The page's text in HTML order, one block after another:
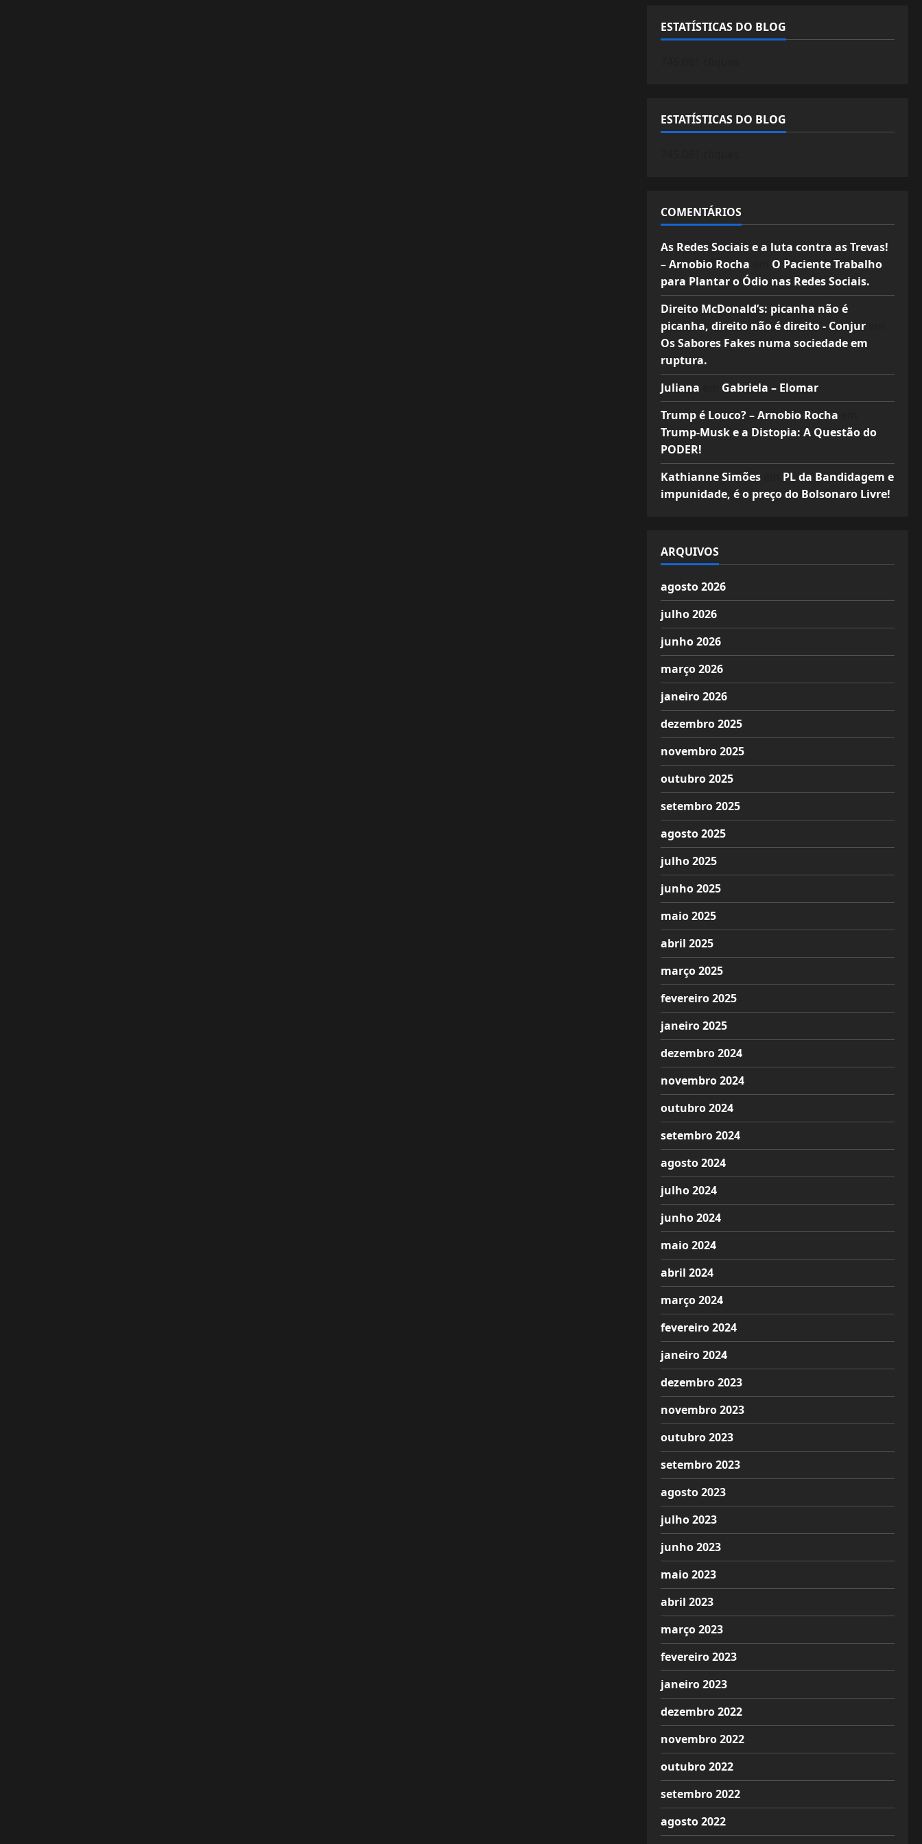
ESTATÍSTICAS DO BLOG
ESTATÍSTICAS DO BLOG
COMENTÁRIOS
As Redes Sociais e a luta contra as Trevas!
– Arnobio Rocha
O Paciente Trabalho
para Plantar o Ódio nas Redes Sociais.
Direito McDonald’s: picanha não é
picanha, direito não é direito - Conjurem
Os Sabores Fakes numa sociedade em
ruptura.
Juliana
Gabriela – Elomar
Trump é Louco? – Arnobio Rocha
Trump-Musk e a Distopia: A Questão do
PODER!
Kathianne Simõesem PL da Bandidagem e
impunidade, é o preço do Bolsonaro Livre!
ARQUIVOS
agosto 2026
julho 2026
junho 2026
março 2026
janeiro 2026
dezembro 2025
novembro 2025
outubro 2025
setembro 2025
agosto 2025
julho 2025
junho 2025
maio 2025
abril 2025
março 2025
fevereiro 2025
janeiro 2025
dezembro 2024
novembro 2024
outubro 2024
setembro 2024
agosto 2024
julho 2024
junho 2024
maio 2024
abril 2024
março 2024
fevereiro 2024
janeiro 2024
dezembro 2023
novembro 2023
outubro 2023
setembro 2023
agosto 2023
julho 2023
junho 2023
maio 2023
abril 2023
março 2023
fevereiro 2023
janeiro 2023
dezembro 2022
novembro 2022
outubro 2022
setembro 2022
agosto 2022